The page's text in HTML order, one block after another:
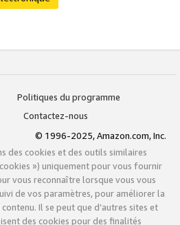
Politiques du programme
Contactez-nous
© 1996-2025, Amazon.com, Inc.
des cookies et des outils similaires
») uniquement pour vous fournir
vous reconnaître lorsque vous vous
de vos paramètres, pour améliorer la
Il se peut que d’autres sites et
des cookies pour des finalités